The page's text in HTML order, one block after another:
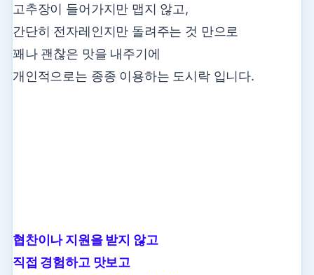
고추장이 들어가지만 맵지 않고,
간단히 전자레인지만 돌려주는 것 만으로
꽤나 괜찮은 맛을 내주기에
개인적으로는 종종 이용하는 도시락 입니다.
협찬이나 지원을 받지 않고
직접 경험하고 맛보고